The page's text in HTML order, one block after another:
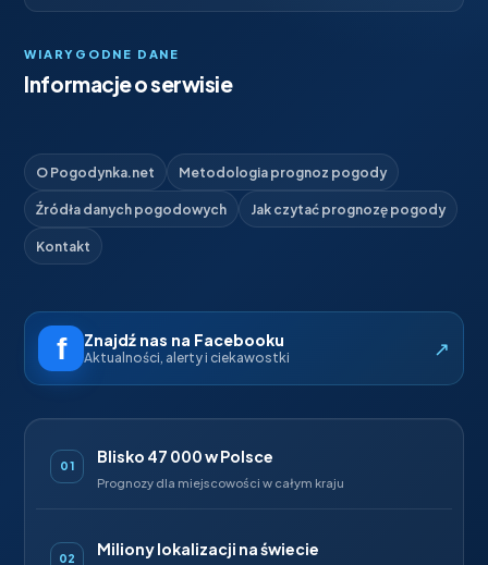
WIARYGODNE DANE
Informacje o serwisie
O Pogodynka.net Metodologia prognoz pogody
Źródła danych pogodowych Jak czytać prognozę pogody
Kontakt
Znajdź nas na Facebooku
Aktualności, alerty i ciekawostki ↗
01 Blisko 47 000 w Polsce
Prognozy dla miejscowości w całym kraju
02 Miliony lokalizacji na świecie